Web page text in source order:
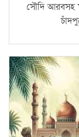
সৌদি আরবসহ